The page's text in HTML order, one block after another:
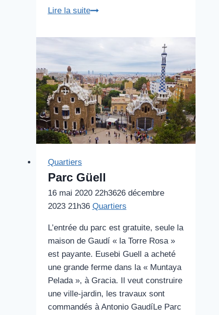
Lire la suiteMeilleures
de
Barcelone
Quartiers
Parc Güell
16 mai 2020 22h3626 décembre
2023 21h36 Quartiers
L’entrée du parc est gratuite, seule la
maison de Gaudí « la Torre Rosa »
est payante. Eusebi Guell a acheté
une grande ferme dans la « Muntaya
Pelada », à Gracia. Il veut construire
une ville-jardin, les travaux sont
commandés à Antonio GaudíLe Parc